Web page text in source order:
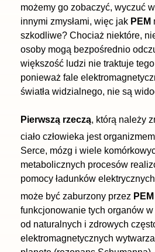
możemy go zobaczyć, wyczuć
innymi zmysłami, więc jak PEM
szkodliwe? Chociaż niektóre,
osoby mogą bezpośrednio
większość ludzi nie traktuje
ponieważ fale
światła widzialnego, nie są
Pierwszą rzeczą, którą należy
ciało człowieka jest
Serce, mózg i wiele
metabolicznych procesów
pomocy ładunków
może być zaburzony przez PEM
funkcjonowanie tych organów
od naturalnych i zdrowych
elektromagnetycznych